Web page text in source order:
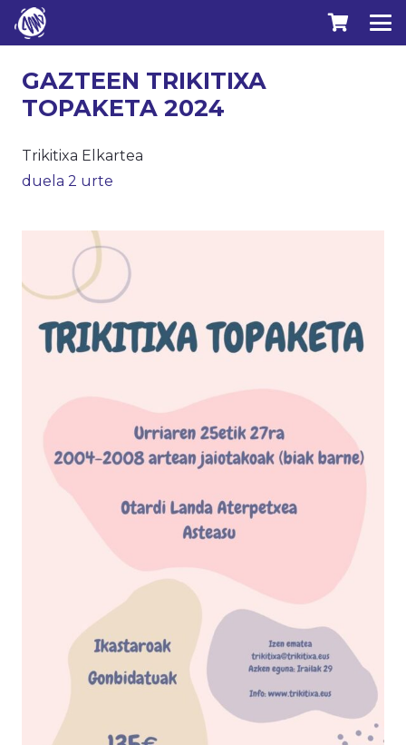
GAZTEEN TRIKITIXA
TOPAKETA 2024
Trikitixa Elkartea
duela 2 urte